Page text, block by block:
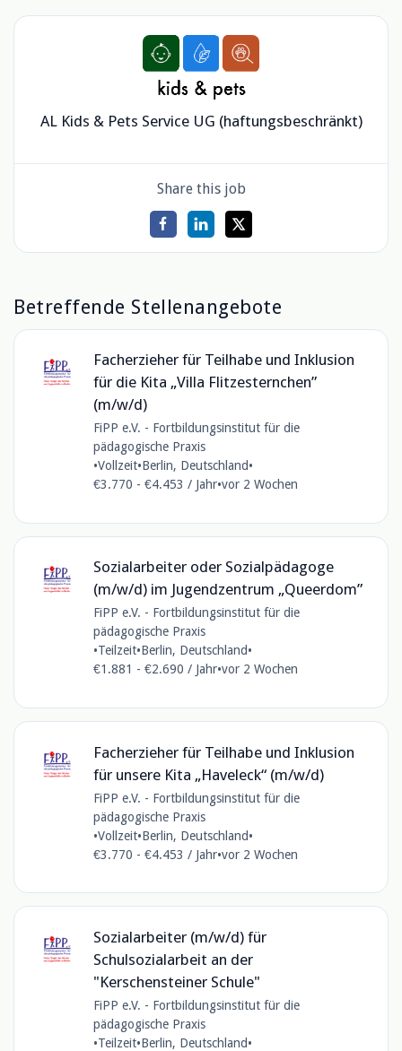
AL Kids & Pets Service UG (haftungsbeschränkt)
Share this job
Betreffende Stellenangebote
Facherzieher für Teilhabe und Inklusion
für die Kita „Villa Flitzesternchen”
(m/w/d)
FiPP e.V. - Fortbildungsinstitut für die
pädagogische Praxis
•Vollzeit•Berlin, Deutschland•
€3.770 - €4.453 / Jahr•vor 2 Wochen
Sozialarbeiter oder Sozialpädagoge
(m/w/d) im Jugendzentrum „Queerdom”
FiPP e.V. - Fortbildungsinstitut für die
pädagogische Praxis
•Teilzeit•Berlin, Deutschland•
€1.881 - €2.690 / Jahr•vor 2 Wochen
Facherzieher für Teilhabe und Inklusion
für unsere Kita „Haveleck“ (m/w/d)
FiPP e.V. - Fortbildungsinstitut für die
pädagogische Praxis
•Vollzeit•Berlin, Deutschland•
€3.770 - €4.453 / Jahr•vor 2 Wochen
Sozialarbeiter (m/w/d) für
Schulsozialarbeit an der
"Kerschensteiner Schule"
FiPP e.V. - Fortbildungsinstitut für die
pädagogische Praxis
•Teilzeit•Berlin, Deutschland•